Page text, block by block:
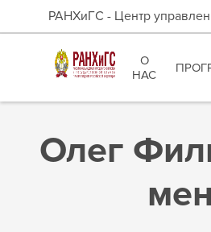
РАНХиГС - Центр
О
НАС
Олег